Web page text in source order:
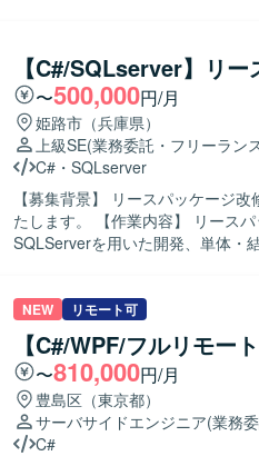
す。 【ポジションの魅力】 ホテル基幹システムの中核となる機能開発に携わることができ、多
様な要件追加を通じてC#およびPHP
C#, PHP, WebSocket, Laravel,
【C#/SQLserver】リ
〜500,000円/月
姫路市（兵庫県）
上級SE(業務委託・フリーラン
C# ・ SQLserver
【募集背景】 リースパッケージ
たします。 【作業内容】 リースパッケージ改修案件において、基本設計・詳細設計、C#および
SQLServerを用いた開発、単体・
きる方を求めております。メンバ
たポジションです。 【ポジションの魅力】 パッケージ改修における上流から下流まで一連の工
程を経験できるため、設計スキ
業務に関するドメイン知識も習得することができます。 【
したリースパッケージシステムの
NEW リモート可
【C#/WPF/フルリモー
〜810,000円/月
豊島区（東京都）
サーバサイドエンジニア(業務
C#